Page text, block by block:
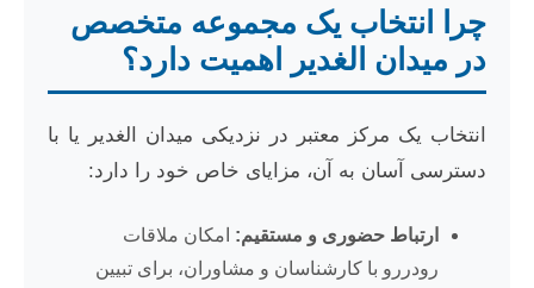
چرا انتخاب یک مجموعه متخصص
در میدان الغدیر اهمیت دارد؟
انتخاب یک مرکز معتبر در نزدیکی میدان الغدیر یا با
دسترسی آسان به آن، مزایای خاص خود را دارد:
ارتباط حضوری و مستقیم: امکان ملاقات
رودررو با کارشناسان و مشاوران، برای تبیین